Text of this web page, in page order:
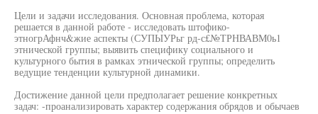
Цели и задачи исследования. Основная проблема, которая
решается в данной работе - исследовать штофико-
этногрАфнч&жие аспекты (СУПЫУРьг рд-с£№ТРНВАВМ0ь1
этнической группы; выявить специфику социального и
культурного бытия в рамках этнической группы; определить
ведущие тенденции культурной динамики.
Достижение данной цели предполагает решение конкретных
задач: -проанализировать характер содержания обрядов и обычаев